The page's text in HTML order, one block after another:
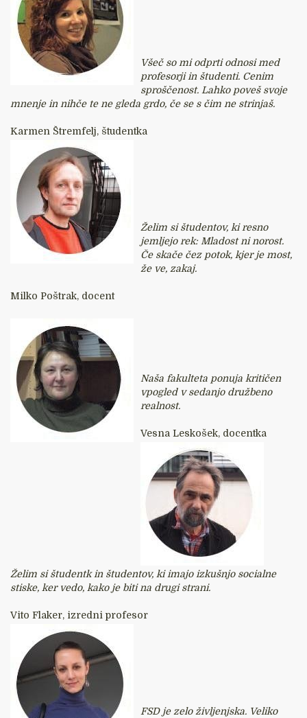
Všeč so mi odprti odnosi med
profesorji in študenti. Cenim
sproščenost. Lahko poveš svoje
mnenje in nihče te ne gleda grdo, če se s čim ne strinjaš.
Karmen Štremfelj, študentka
Želim si študentov, ki resno
jemljejo rek: Mladost ni norost.
Če skače čez potok, kjer je most,
že ve, zakaj.
Milko Poštrak, docent
Naša fakulteta ponuja kritičen
vpogled v sedanjo družbeno
realnost.
Vesna Leskošek, docentka
Želim si študentk in študentov, ki imajo izkušnjo socialne
stiske, ker vedo, kako je biti na drugi strani.
Vito Flaker, izredni profesor
FSD je zelo življenjska. Veliko